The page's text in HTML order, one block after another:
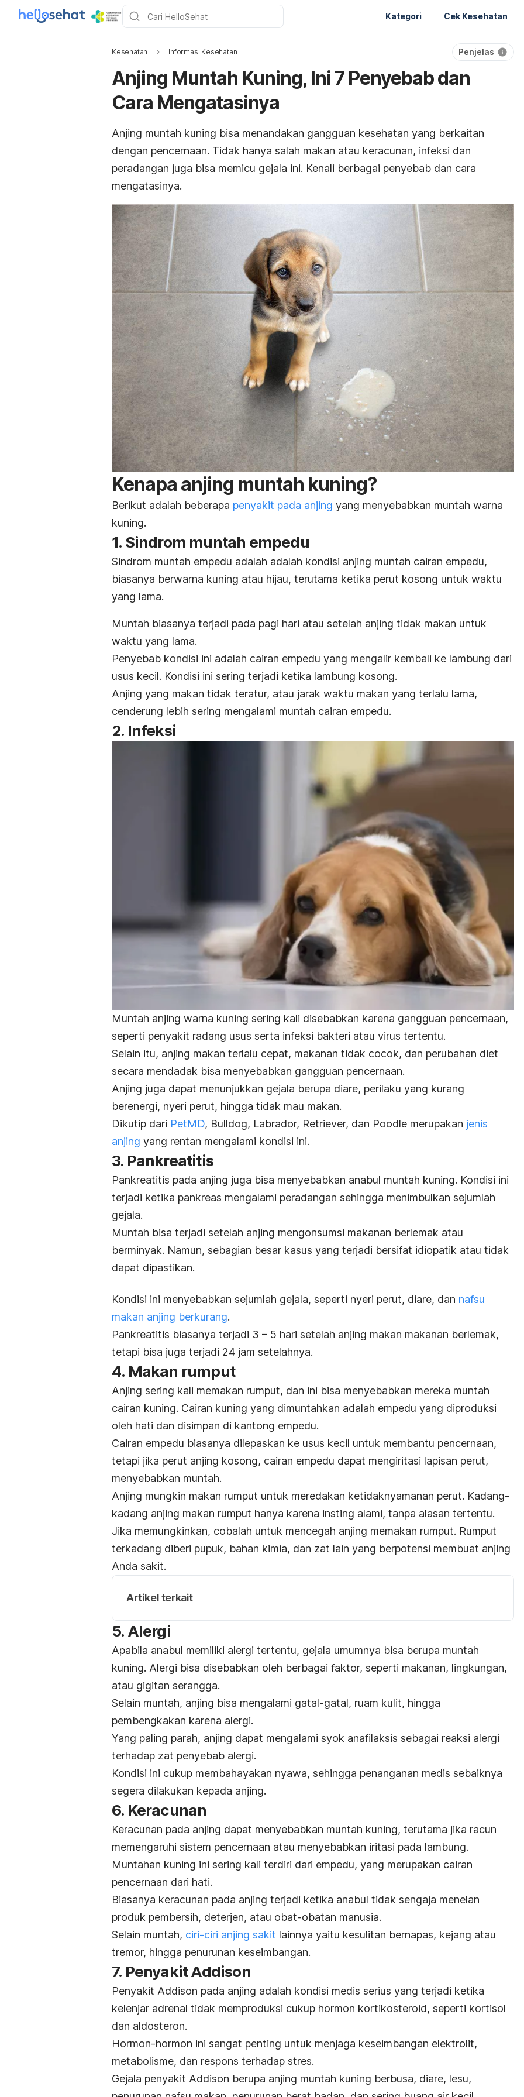
Kategori Cek Kesehatan
Kesehatan Informasi Kesehatan Penjelas
Anjing Muntah Kuning, Ini 7 Penyebab dan
Cara Mengatasinya
Anjing muntah kuning bisa menandakan gangguan kesehatan yang berkaitan
dengan pencernaan. Tidak hanya salah makan atau keracunan, infeksi dan
peradangan juga bisa memicu gejala ini. Kenali berbagai penyebab dan cara
mengatasinya.
Kenapa anjing muntah kuning?
Berikut adalah beberapa penyakit pada anjing yang menyebabkan muntah warna
kuning.
1. Sindrom muntah empedu
Sindrom muntah empedu adalah adalah kondisi anjing muntah cairan empedu,
biasanya berwarna kuning atau hijau, terutama ketika perut kosong untuk waktu
yang lama.
Muntah biasanya terjadi pada pagi hari atau setelah anjing tidak makan untuk
waktu yang lama.
Penyebab kondisi ini adalah cairan empedu yang mengalir kembali ke lambung dari
usus kecil. Kondisi ini sering terjadi ketika lambung kosong.
Anjing yang makan tidak teratur, atau jarak waktu makan yang terlalu lama,
cenderung lebih sering mengalami muntah cairan empedu.
2. Infeksi
Muntah anjing warna kuning sering kali disebabkan karena gangguan pencernaan,
seperti penyakit radang usus serta infeksi bakteri atau virus tertentu.
Selain itu, anjing makan terlalu cepat, makanan tidak cocok, dan perubahan diet
secara mendadak bisa menyebabkan gangguan pencernaan.
Anjing juga dapat menunjukkan gejala berupa diare, perilaku yang kurang
berenergi, nyeri perut, hingga tidak mau makan.
Dikutip dari PetMD, Bulldog, Labrador, Retriever, dan Poodle merupakan jenis
anjing yang rentan mengalami kondisi ini.
3. Pankreatitis
Pankreatitis pada anjing juga bisa menyebabkan anabul muntah kuning. Kondisi ini
terjadi ketika pankreas mengalami peradangan sehingga menimbulkan sejumlah
gejala.
Muntah bisa terjadi setelah anjing mengonsumsi makanan berlemak atau
berminyak. Namun, sebagian besar kasus yang terjadi bersifat idiopatik atau tidak
dapat dipastikan.
Kondisi ini menyebabkan sejumlah gejala, seperti nyeri perut, diare, dan nafsu
makan anjing berkurang.
Pankreatitis biasanya terjadi 3 – 5 hari setelah anjing makan makanan berlemak,
tetapi bisa juga terjadi 24 jam setelahnya.
4. Makan rumput
Anjing sering kali memakan rumput, dan ini bisa menyebabkan mereka muntah
cairan kuning. Cairan kuning yang dimuntahkan adalah empedu yang diproduksi
oleh hati dan disimpan di kantong empedu.
Cairan empedu biasanya dilepaskan ke usus kecil untuk membantu pencernaan,
tetapi jika perut anjing kosong, cairan empedu dapat mengiritasi lapisan perut,
menyebabkan muntah.
Anjing mungkin makan rumput untuk meredakan ketidaknyamanan perut. Kadang-
kadang anjing makan rumput hanya karena insting alami, tanpa alasan tertentu.
Jika memungkinkan, cobalah untuk mencegah anjing memakan rumput. Rumput
terkadang diberi pupuk, bahan kimia, dan zat lain yang berpotensi membuat anjing
Anda sakit.
Artikel terkait
5. Alergi
Apabila anabul memiliki alergi tertentu, gejala umumnya bisa berupa muntah
kuning. Alergi bisa disebabkan oleh berbagai faktor, seperti makanan, lingkungan,
atau gigitan serangga.
Selain muntah, anjing bisa mengalami gatal-gatal, ruam kulit, hingga
pembengkakan karena alergi.
Yang paling parah, anjing dapat mengalami syok anafilaksis sebagai reaksi alergi
terhadap zat penyebab alergi.
Kondisi ini cukup membahayakan nyawa, sehingga penanganan medis sebaiknya
segera dilakukan kepada anjing.
6. Keracunan
Keracunan pada anjing dapat menyebabkan muntah kuning, terutama jika racun
memengaruhi sistem pencernaan atau menyebabkan iritasi pada lambung.
Muntahan kuning ini sering kali terdiri dari empedu, yang merupakan cairan
pencernaan dari hati.
Biasanya keracunan pada anjing terjadi ketika anabul tidak sengaja menelan
produk pembersih, deterjen, atau obat-obatan manusia.
Selain muntah, ciri-ciri anjing sakit lainnya yaitu kesulitan bernapas, kejang atau
tremor, hingga penurunan keseimbangan.
7. Penyakit Addison
Penyakit Addison pada anjing adalah kondisi medis serius yang terjadi ketika
kelenjar adrenal tidak memproduksi cukup hormon kortikosteroid, seperti kortisol
dan aldosteron.
Hormon-hormon ini sangat penting untuk menjaga keseimbangan elektrolit,
metabolisme, dan respons terhadap stres.
Gejala penyakit Addison berupa anjing muntah kuning berbusa, diare, lesu,